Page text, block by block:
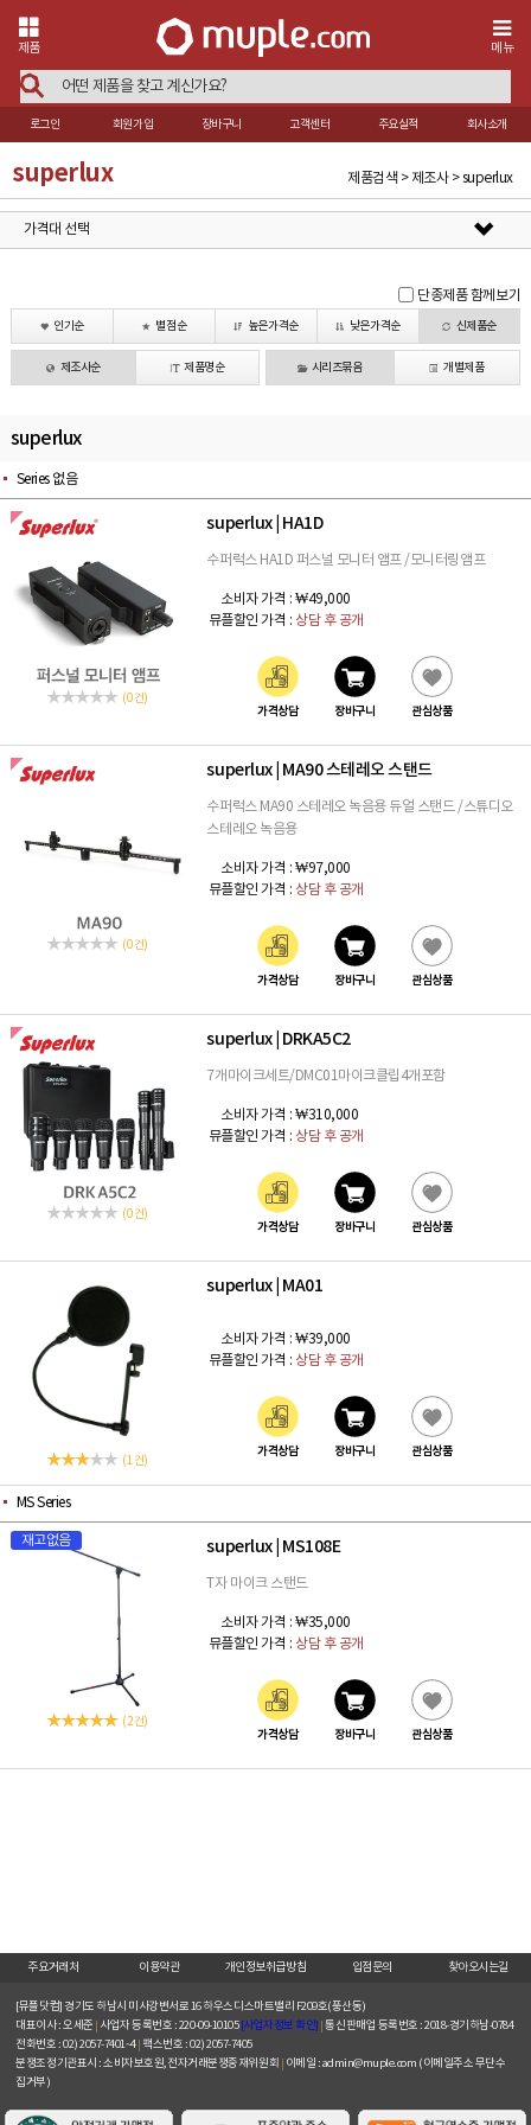
제품 메뉴
로그인 회원가입 장바구니 고객센터 주요실적 회사소개
superlux 제품검색 > 제조사 > superlux
가격대 선택
단종제품 함께보기
인기순 별점순 높은가격순 낮은가격순 신제품순
제조사순 제품명순 시리즈묶음 개별제품
superlux
Series 없음
(0 건)
superlux HA1D
수퍼럭스 HA1D 퍼스널 모니터 앰프 /모니터링앰프
소비자 가격 : ₩49,000
뮤플할인 가격 : 상담 후 공개
가격상담 장바구니 관심상품
(0 건)
superlux MA90 스테레오 스탠드
수퍼럭스 MA90 스테레오 녹음용 듀얼 스탠드 /스튜디오
스테레오 녹음용
소비자 가격 : ₩97,000
뮤플할인 가격 : 상담 후 공개
가격상담 장바구니 관심상품
(0 건)
superlux DRKA5C2
7개마이크세트/DMC01마이크클립4개포함
소비자 가격 : ₩310,000
뮤플할인 가격 : 상담 후 공개
가격상담 장바구니 관심상품
(1 건)
superlux MA01
소비자 가격 : ₩39,000
뮤플할인 가격 : 상담 후 공개
가격상담 장바구니 관심상품
MS Series
재고없음
(2 건)
superlux MS108E
T자 마이크 스탠드
소비자 가격 : ₩35,000
뮤플할인 가격 : 상담 후 공개
가격상담 장바구니 관심상품
주요거래처 이용약관 개인정보취급방침 입점문의 찾아오시는길
[뮤플닷컴] 경기도 하남시 미사강변서로 16 하우스디스마트밸리 F209호(풍산동)
대표이사 : 오세준
사업자 등록번호 : 220-09-10105 [사업자정보 확인]
통신판매업 등록번호 : 2018-경기하남-0784
전화번호 : 02) 2057-7401~4 팩스번호 : 02) 2057-7405
분쟁조정기관표시 : 소비자보호원, 전자거래분쟁중재위원회
이메일 : admin@muple.com (이메일주소 무단수
집거부)